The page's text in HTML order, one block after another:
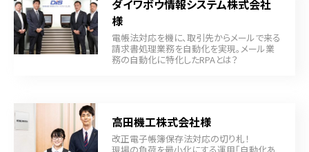
ダイワボウ情報システム株式会社
様
電帳法対応を機に、取引先からメールで来る
請求書処理業務を自動化を実現。メール業
務の自動化に特化したRPAとは？
高田機工株式会社様
改正電子帳簿保存法対応の切り札！